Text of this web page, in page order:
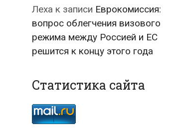
Леха к записи Еврокомиссия:
вопрос облегчения визового
режима между Россией и ЕС
решится к концу этого года
Статистика сайта